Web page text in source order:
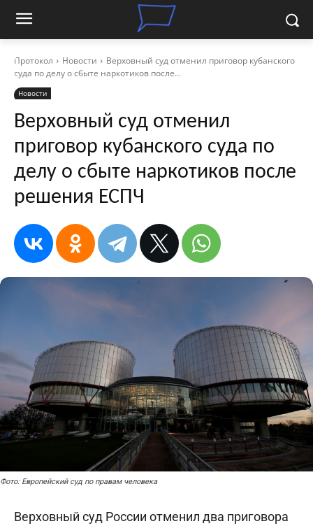
Протокол Новости
Верховный суд отменил приговор кубанского
суда по делу о сбыте наркотиков после...
Новости
Верховный суд отменил
приговор кубанского суда по
делу о сбыте наркотиков после
решения ЕСПЧ
Фото: Европейский суд по правам человека
Верховный суд России отменил два приговора